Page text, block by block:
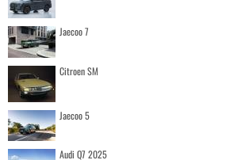
Jaecoo 7
Citroen SM
Jaecoo 5
Audi Q7 2025